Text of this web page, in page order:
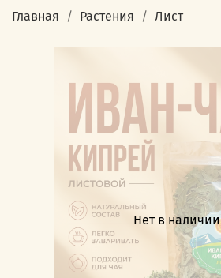
Главная Растения Лист
Нет в наличии